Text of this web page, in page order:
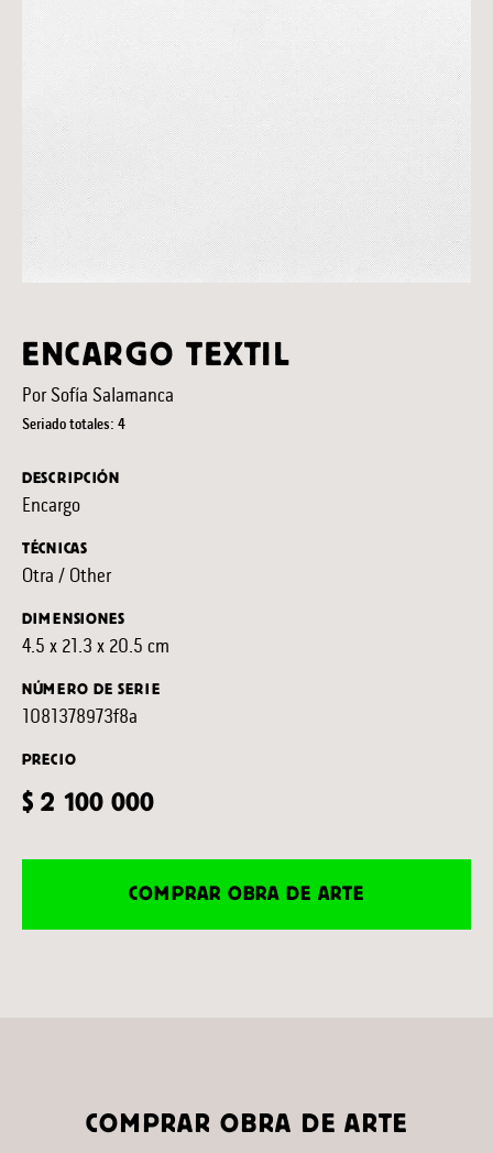
ENCARGO TEXTIL
Por Sofía Salamanca
Seriado totales: 4
DESCRIPCIÓN
Encargo
TÉCNICAS
Otra / Other
DIMENSIONES
4.5 x 21.3 x 20.5 cm
NÚMERO DE SERIE
1081378973f8a
PRECIO
$ 2 100 000
COMPRAR OBRA DE ARTE
COMPRAR OBRA DE ARTE